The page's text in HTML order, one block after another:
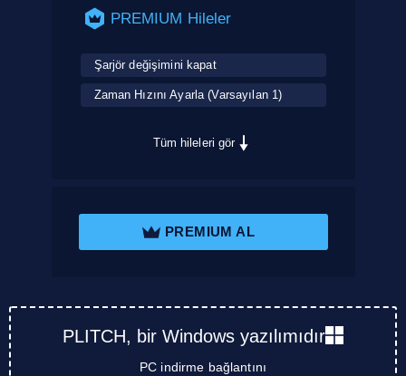
PREMIUM Hileler
Şarjör değişimini kapat
Zaman Hızını Ayarla (Varsayılan 1)
Tüm hileleri gör
PREMIUM AL
PLITCH, bir Windows yazılımıdır
PC indirme bağlantını